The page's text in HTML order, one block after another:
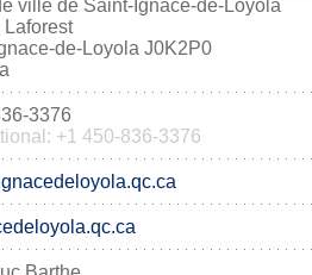
ville de Saint-Ignace-de-Loyola
Laforest
de-Loyola J0K2P0
3376
+1 450-836-3376